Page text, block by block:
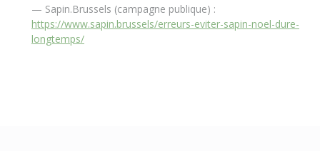
— Sapin.Brussels (campagne publique) :
https://www.sapin.brussels/erreurs-eviter-sapin-noel-dure-
longtemps/